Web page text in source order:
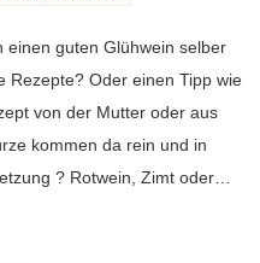
einen guten Glühwein selber
Rezepte? Oder einen Tipp wie
von der Mutter oder aus
kommen da rein und in
? Rotwein, Zimt oder…